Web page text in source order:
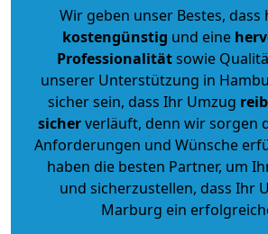
Wir geben unser Bestes, dass
kostengünstig und eine
Professionalitätsowie
unserer Unterstützung in
sicher sein, dass Ihr Umzug
sicherverläuft, denn wir sorgen
Anforderungen und Wünsche
haben die besten Partner, um
und sicherzustellen, dass Ihr
Marburg ein